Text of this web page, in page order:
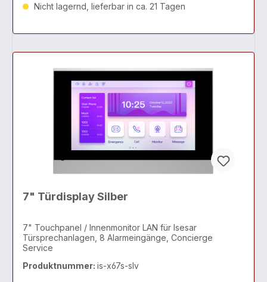
Nicht lagernd, lieferbar in ca. 21 Tagen
7" Türdisplay Silber
7" Touchpanel / Innenmonitor LAN für Isesar
Türsprechanlagen, 8 Alarmeingänge, Concierge
Service
Produktnummer: is-x67s-slv